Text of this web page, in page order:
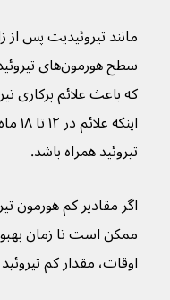
مانند تیروئیدیت پس
سطح
که باعث علائم پرکاری
تیروئید همراه باشد.
اگر مقادیر کم هورمون
ممکن است تا زمان
اوقات، مقدار کم تیروئید می‌تواند